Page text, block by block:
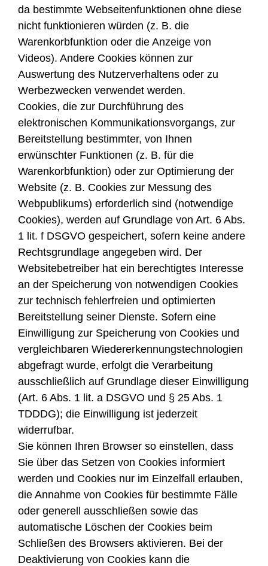
da bestimmte Webseitenfunktionen ohne diese
nicht funktionieren würden (z. B. die
Warenkorbfunktion oder die Anzeige von
Videos). Andere Cookies können zur
Auswertung des Nutzerverhaltens oder zu
Werbezwecken verwendet werden.
Cookies, die zur Durchführung des
elektronischen Kommunikationsvorgangs, zur
Bereitstellung bestimmter, von Ihnen
erwünschter Funktionen (z. B. für die
Warenkorbfunktion) oder zur Optimierung der
Website (z. B. Cookies zur Messung des
Webpublikums) erforderlich sind (notwendige
Cookies), werden auf Grundlage von Art. 6 Abs.
1 lit. f DSGVO gespeichert, sofern keine andere
Rechtsgrundlage angegeben wird. Der
Websitebetreiber hat ein berechtigtes Interesse
an der Speicherung von notwendigen Cookies
zur technisch fehlerfreien und optimierten
Bereitstellung seiner Dienste. Sofern eine
Einwilligung zur Speicherung von Cookies und
vergleichbaren Wiedererkennungstechnologien
abgefragt wurde, erfolgt die Verarbeitung
ausschließlich auf Grundlage dieser Einwilligung
(Art. 6 Abs. 1 lit. a DSGVO und § 25 Abs. 1
TDDDG); die Einwilligung ist jederzeit
widerrufbar.
Sie können Ihren Browser so einstellen, dass
Sie über das Setzen von Cookies informiert
werden und Cookies nur im Einzelfall erlauben,
die Annahme von Cookies für bestimmte Fälle
oder generell ausschließen sowie das
automatische Löschen der Cookies beim
Schließen des Browsers aktivieren. Bei der
Deaktivierung von Cookies kann die